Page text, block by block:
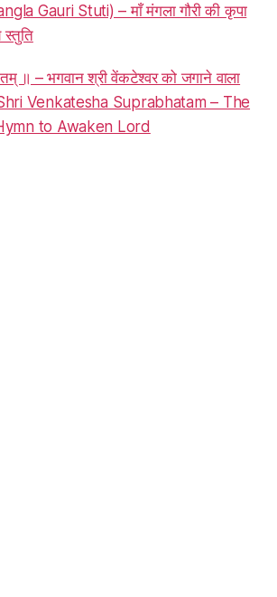
Gauri Stuti) – माँ मंगला गौरी की कृपा
स्तुति
॥ – भगवान श्री वेंकटेश्वर को जगाने वाला
(Shri Venkatesha Suprabhatam – The
to Awaken Lord